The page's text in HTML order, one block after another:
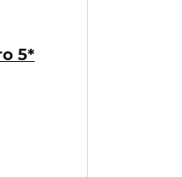
5*